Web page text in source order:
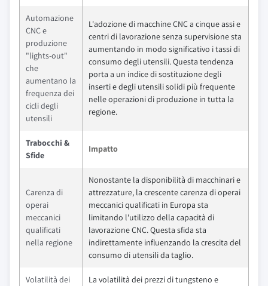
Automazione
CNC e
produzione
"lights-out"
che
aumentano la
frequenza dei
cicli degli
utensili
L'adozione di macchine CNC a cinque assi e
centri di lavorazione senza supervisione sta
aumentando in modo significativo i tassi di
consumo degli utensili. Questa tendenza
porta a un indice di sostituzione degli
inserti e degli utensili solidi più frequente
nelle operazioni di produzione in tutta la
regione.
Trabocchi &
Sfide
Impatto
Carenza di
operai
meccanici
qualificati
nella regione
Nonostante la disponibilità di macchinari e
attrezzature, la crescente carenza di operai
meccanici qualificati in Europa sta
limitando l'utilizzo della capacità di
lavorazione CNC. Questa sfida sta
indirettamente influenzando la crescita del
consumo di utensili da taglio.
Volatilità dei
La volatilità dei prezzi di tungsteno e